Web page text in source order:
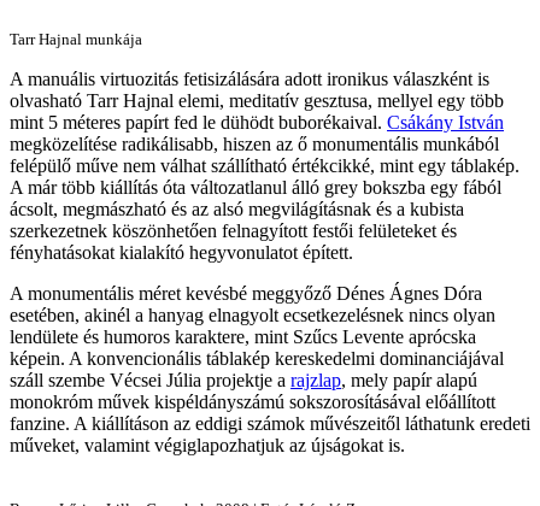
Tarr Hajnal munkája
A manuális virtuozitás fetisizálására adott ironikus válaszként is
olvasható Tarr Hajnal elemi, meditatív gesztusa, mellyel egy több
mint 5 méteres papírt fed le dühödt buborékaival. Csákány István
megközelítése radikálisabb, hiszen az ő monumentális munkából
felépülő műve nem válhat szállítható értékcikké, mint egy táblakép.
A már több kiállítás óta változatlanul álló grey bokszba egy fából
ácsolt, megmászható és az alsó megvilágításnak és a kubista
szerkezetnek köszönhetően felnagyított festői felületeket és
fényhatásokat kialakító hegyvonulatot épített.
A monumentális méret kevésbé meggyőző Dénes Ágnes Dóra
esetében, akinél a hanyag elnagyolt ecsetkezelésnek nincs olyan
lendülete és humoros karaktere, mint Szűcs Levente aprócska
képein. A konvencionális táblakép kereskedelmi dominanciájával
száll szembe Vécsei Júlia projektje a rajzlap, mely papír alapú
monokróm művek kispéldányszámú sokszorosításával előállított
fanzine. A kiállításon az eddigi számok művészeitől láthatunk eredeti
műveket, valamint végiglapozhatjuk az újságokat is.